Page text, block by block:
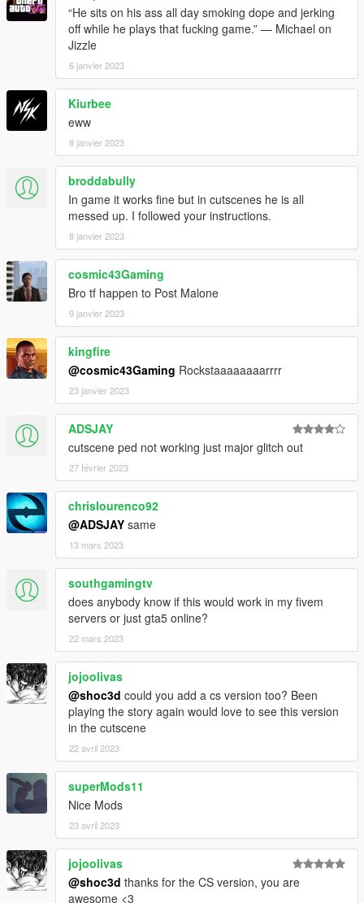
“He sits on his ass all day smoking dope and jerking
off while he plays that fucking game.” — Michael on
Jizzle
6 janvier 2023
Kiurbee
eww
8 janvier 2023
broddabully
In game it works fine but in cutscenes he is all
messed up. I followed your instructions.
8 janvier 2023
cosmic43Gaming
Bro tf happen to Post Malone
9 janvier 2023
kingfire
@cosmic43Gaming Rockstaaaaaaaarrrr
23 janvier 2023
ADSJAY
cutscene ped not working just major glitch out
27 février 2023
chrislourenco92
@ADSJAY same
13 mars 2023
southgamingtv
does anybody know if this would work in my fivem
servers or just gta5 online?
22 mars 2023
jojoolivas
@shoc3d could you add a cs version too? Been
playing the story again would love to see this version
in the cutscene
22 avril 2023
superMods11
Nice Mods
23 avril 2023
jojoolivas
@shoc3d thanks for the CS version, you are
awesome <3